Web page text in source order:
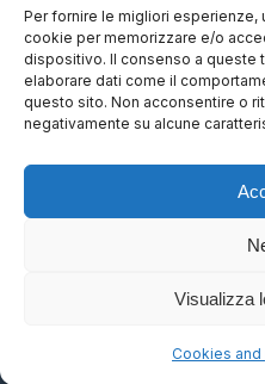
Per fornire le migliori
cookie per memorizzare e/o
dispositivo. Il consenso a queste
elaborare dati come il
questo sito. Non acconsentire o
negativamente su alcune
Visualizza
Cookies
ISSN:2732-5695
Periodicità: